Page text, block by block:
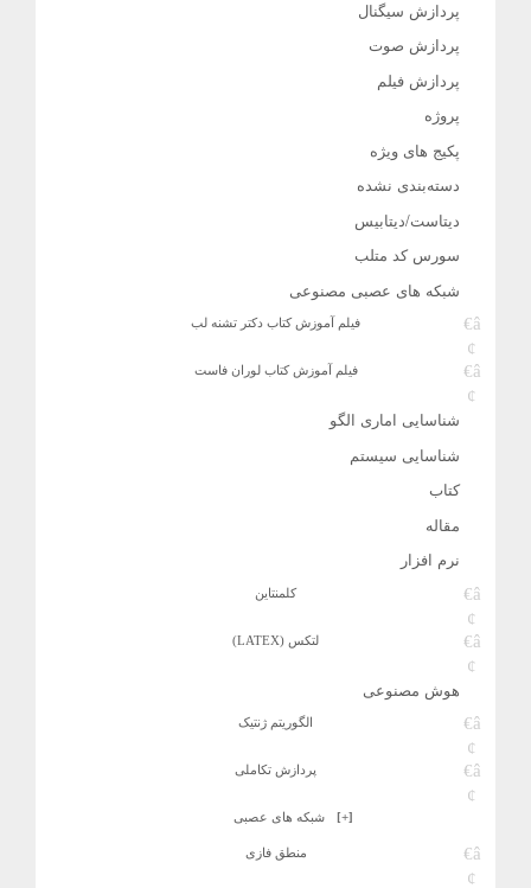
پردازش سیگنال
پردازش صوت
پردازش فیلم
پروژه
پکیج های ویژه
دسته‌بندی نشده
دیتاست/دیتابیس
سورس کد متلب
شبکه های عصبی مصنوعی
فیلم آموزش کتاب دکتر تشنه لب
فیلم آموزش کتاب لوران فاست
شناسایی اماری الگو
شناسایی سیستم
کتاب
مقاله
نرم افزار
کلمنتاین
لتکس (LATEX)
هوش مصنوعی
الگوریتم ژنتیک
پردازش تکاملی
[+] شبکه های عصبی
منطق فازی